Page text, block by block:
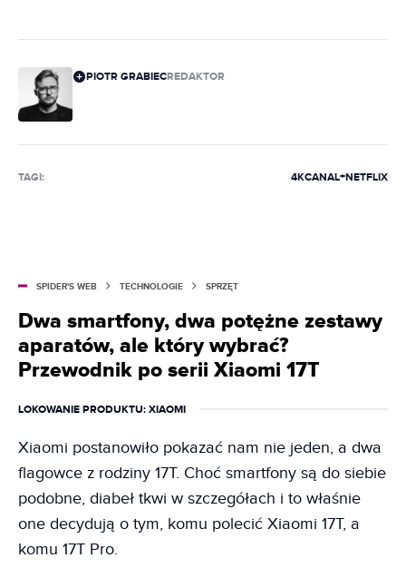
PIOTR GRABIECREDAKTOR
TAGI: 4KCANAL+NETFLIX
SPIDER'S WEB TECHNOLOGIE SPRZĘT
Dwa smartfony, dwa potężne zestawy
aparatów, ale który wybrać?
Przewodnik po serii Xiaomi 17T
LOKOWANIE PRODUKTU: XIAOMI
Xiaomi postanowiło pokazać nam nie jeden, a dwa
flagowce z rodziny 17T. Choć smartfony są do siebie
podobne, diabeł tkwi w szczegółach i to właśnie
one decydują o tym, komu polecić Xiaomi 17T, a
komu 17T Pro.